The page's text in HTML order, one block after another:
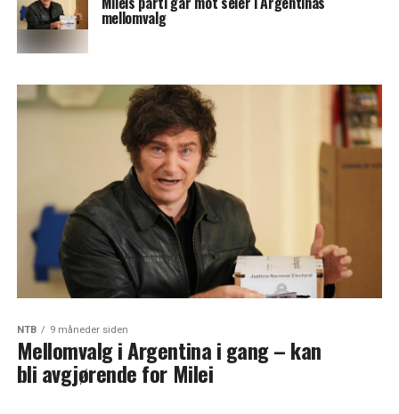
mellomvalg
NTB 9 måneder siden
Mellomvalg i Argentina i gang – kan
bli avgjørende for Milei